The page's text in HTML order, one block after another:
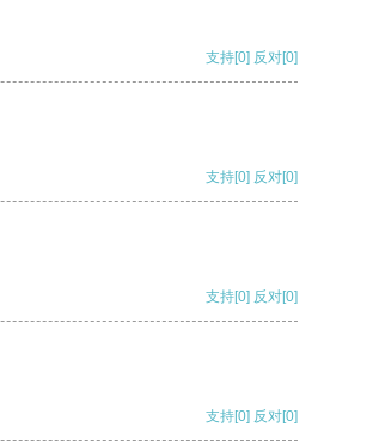
支持[0] 反对[0]
支持[0] 反对[0]
支持[0] 反对[0]
支持[0] 反对[0]